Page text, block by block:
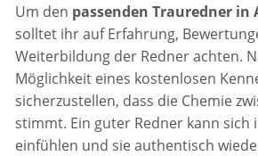
Um den passenden Trauredner in
solltet ihr auf Erfahrung,
Weiterbildung der Redner achten.
Möglichkeit eines kostenlosen
sicherzustellen, dass die Chemie
stimmt. Ein guter Redner kann sich
einfühlen und sie authentisch